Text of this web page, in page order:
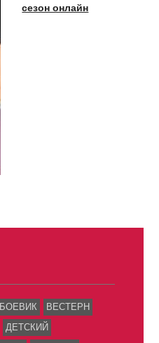
сезон онлайн
БОЕВИК
ВЕСТЕРН
ДЕТСКИЙ